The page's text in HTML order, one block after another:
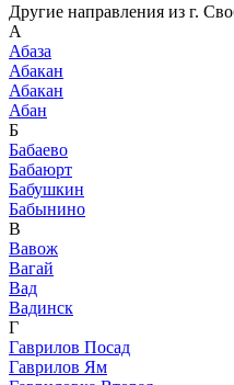
Другие направления из г.
А
Абаза
Абакан
Абакан
Абан
Б
Бабаево
Бабаюрт
Бабушкин
Бабынино
В
Вавож
Вагай
Вад
Вадинск
Г
Гаврилов Посад
Гаврилов Ям